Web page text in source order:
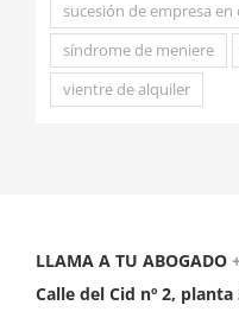
sucesión de empresa
síndrome de meniere
vientre de alquiler
LLAMA A TU ABOGADO
Calle del Cid nº 2,